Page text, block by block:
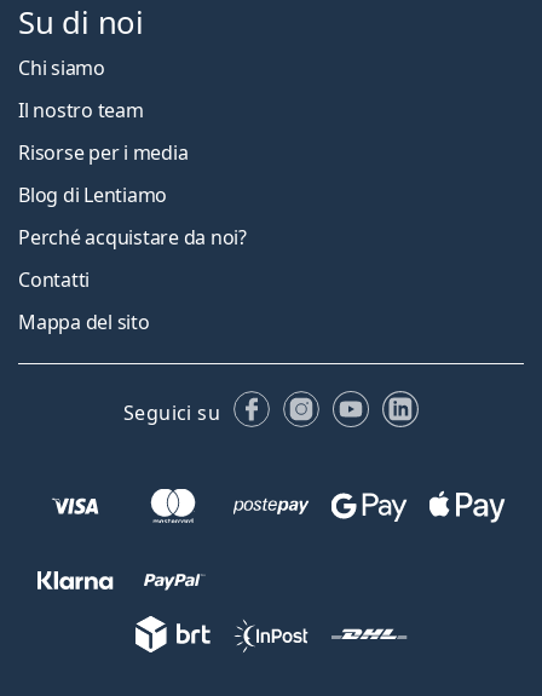
Su di noi
Chi siamo
Il nostro team
Risorse per i media
Blog di Lentiamo
Perché acquistare da noi?
Contatti
Mappa del sito
Seguici su FacebookInstagram
YouTubeLinkedIn